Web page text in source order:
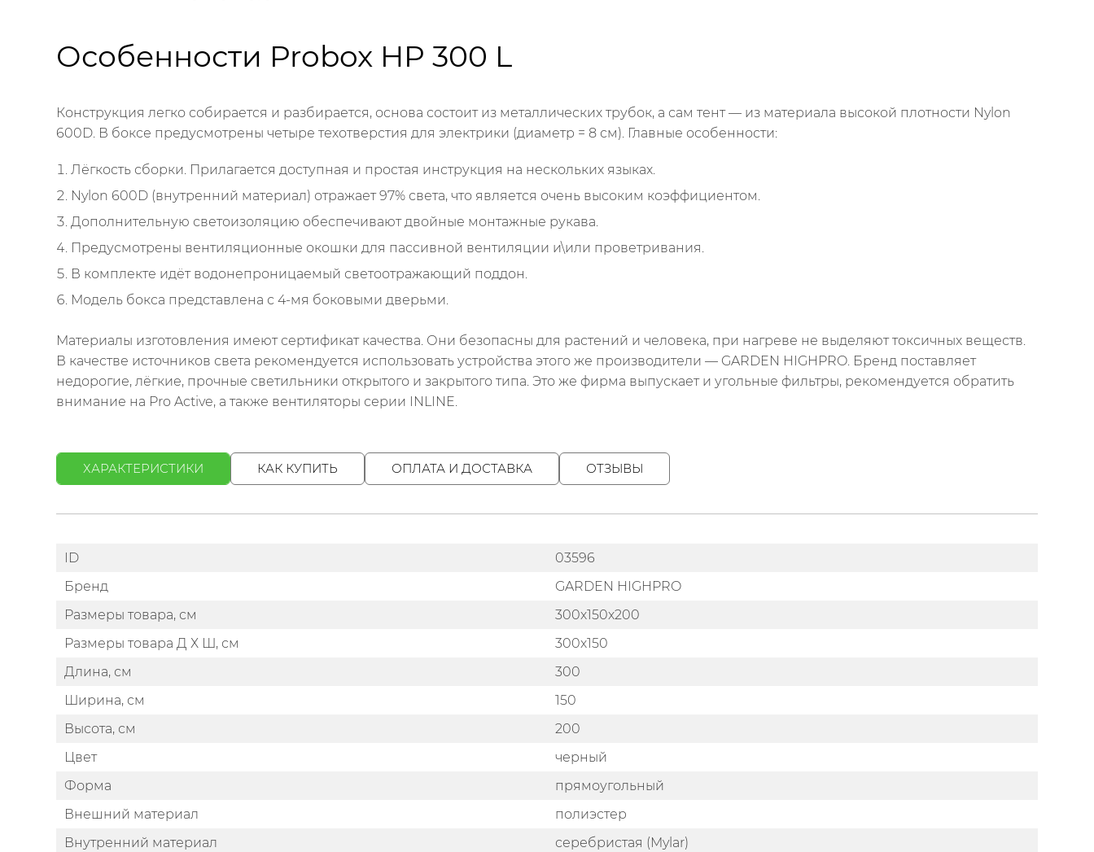
Особенности Probox HP 300 L
Конструкция легко собирается и разбирается, основа состоит из металлических трубок, а сам тент — из материала высокой плотности Nylon
600D. В боксе предусмотрены четыре техотверстия для электрики (диаметр = 8 см). Главные особенности:
Лёгкость сборки. Прилагается доступная и простая инструкция на нескольких языках.
Nylon 600D (внутренний материал) отражает 97% света, что является очень высоким коэффициентом.
Дополнительную светоизоляцию обеспечивают двойные монтажные рукава.
Предусмотрены вентиляционные окошки для пассивной вентиляции и\или проветривания.
В комплекте идёт водонепроницаемый светоотражающий поддон.
Модель бокса представлена с 4-мя боковыми дверьми.
Материалы изготовления имеют сертификат качества. Они безопасны для растений и человека, при нагреве не выделяют токсичных веществ.
В качестве источников света рекомендуется использовать устройства этого же производители — GARDEN HIGHPRO. Бренд поставляет
недорогие, лёгкие, прочные светильники открытого и закрытого типа. Это же фирма выпускает и угольные фильтры, рекомендуется обратить
внимание на Pro Active, а также вентиляторы серии INLINE.
ХАРАКТЕРИСТИКИ КАК КУПИТЬ ОПЛАТА И ДОСТАВКА ОТЗЫВЫ
ID
03596
Бренд
GARDEN HIGHPRO
Размеры товара, см
300х150х200
Размеры товара Д Х Ш, см
300х150
Длина, см
300
Ширина, см
150
Высота, см
200
Цвет
черный
Форма
прямоугольный
Внешний материал
полиэстер
Внутренний материал
серебристая (Mylar)